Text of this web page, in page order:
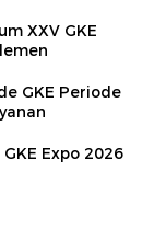
XXV GKE
GKE Periode
Expo 2026